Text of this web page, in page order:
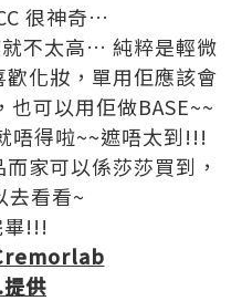
很神奇…
不太高… 純粹是輕微
歡化妝，單用佢應該會
也可以用佢做BASE~~
唔得啦~~遮唔太到!!!
而家可以係莎莎買到，
去看看~
!!!
提供